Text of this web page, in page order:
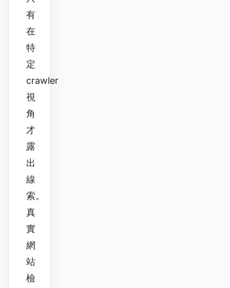
有
在
特
定
crawler
視
角
才
露
出
線
索。
真
實
網
站
檢